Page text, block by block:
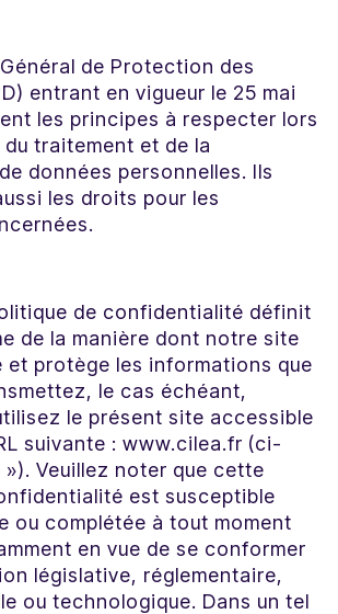
de Protection des
entrant en vigueur le 25 mai
les principes à respecter lors
traitement et de la
données personnelles. Ils
les droits pour les
de confidentialité définit
de la manière dont notre site
et protège les informations que
le cas échéant,
le présent site accessible
suivante : www.cilea.fr (ci-
»). Veuillez noter que cette
est susceptible
ou complétée à tout moment
en vue de se conformer
législative, réglementaire,
ou technologique. Dans un tel